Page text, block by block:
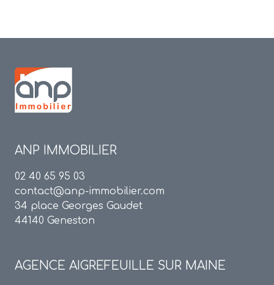
ANP IMMOBILIER
02 40 65 95 03
contact@anp-immobilier.com
34 place Georges Gaudet
44140 Geneston
AGENCE AIGREFEUILLE SUR MAINE